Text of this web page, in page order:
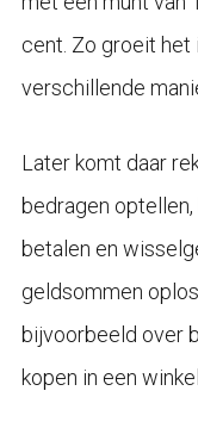
cent. Zo groeit
verschillende
Later komt daar
bedragen
betalen en
geldsommen
bijvoorbeeld over
kopen in een winkel.